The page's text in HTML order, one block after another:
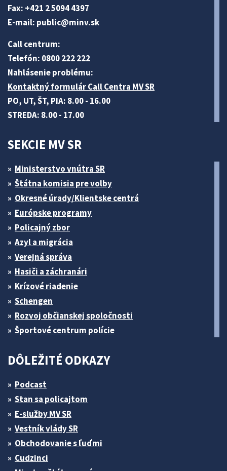
Fax: +421 2 5094 4397
E-mail: public@minv.sk
Call centrum:
Telefón: 0800 222 222
Nahlásenie problému:
Kontaktný formulár Call Centra MV SR
PO, UT, ŠT, PIA: 8.00 - 16.00
STREDA: 8.00 - 17.00
SEKCIE MV SR
Ministerstvo vnútra SR
Štátna komisia pre volby
Okresné úrady/Klientske centrá
Európske programy
Policajný zbor
Azyl a migrácia
Verejná správa
Hasiči a záchranári
Krízové riadenie
Schengen
Rozvoj občianskej spoločnosti
Športové centrum polície
DÔLEŽITÉ ODKAZY
Podcast
Stan sa policajtom
E-služby MV SR
Vestník vlády SR
Obchodovanie s ľuďmi
Cudzinci